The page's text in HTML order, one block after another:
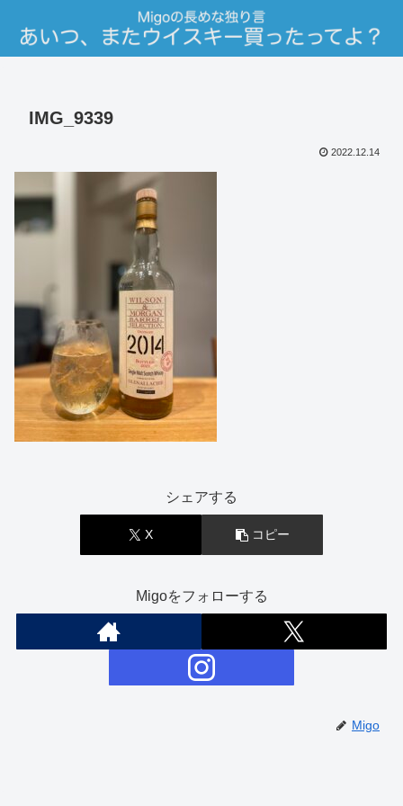
IMG_9339
2022.12.14
シェアする
X コピー
Migoをフォローする
Migo